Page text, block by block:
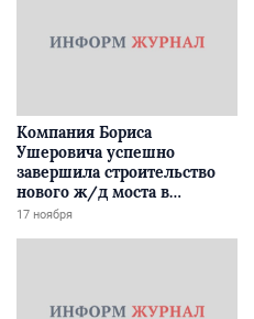
Компания Бориса
Ушеровича успешно
завершила строительство
нового ж/д моста в
Забайкалье
17 ноября